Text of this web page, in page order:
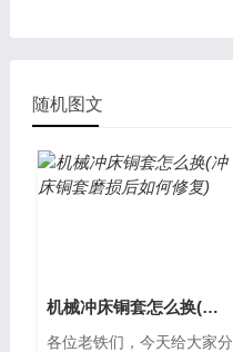
随机图文
机械冲床铜套怎么换(冲床铜套磨损后如何修复)
各位老铁们，今天给大家分